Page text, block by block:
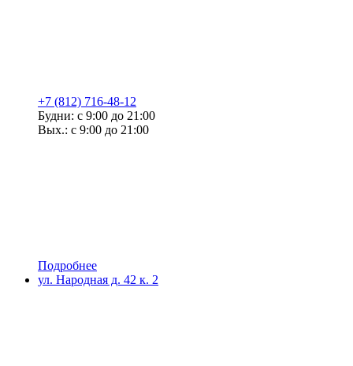
+7 (812) 716-48-12
Будни: с 9:00 до 21:00
Вых.: с 9:00 до 21:00
Подробнее
ул. Народная д. 42 к. 2